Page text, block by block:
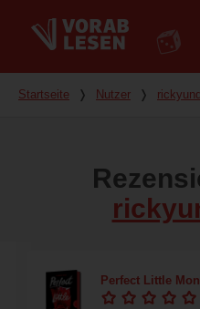
Du bist hier
Startseite ❭ Nutzer ❭
Perfect Little